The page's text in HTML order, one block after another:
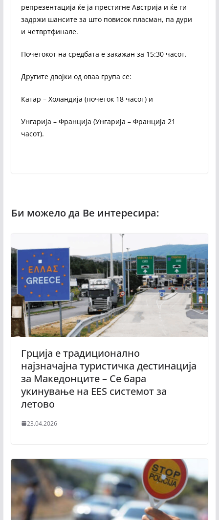
репрезентација ќе ја престигне Австрија и ќе ги
задржи шансите за што повисок пласман, па дури
и четвртфинале.
Почетокот на средбата е закажан за 15:30 часот.
Другите двојки од оваа група се:
Катар – Холандија (почеток 18 часот) и
Унгарија – Франција (Унгарија – Франција 21
часот).
Грција е традиционално
најзначајна туристичка дестинација
за Македонците – Се бара
укинување на EES системот за
летово
23.04.2026